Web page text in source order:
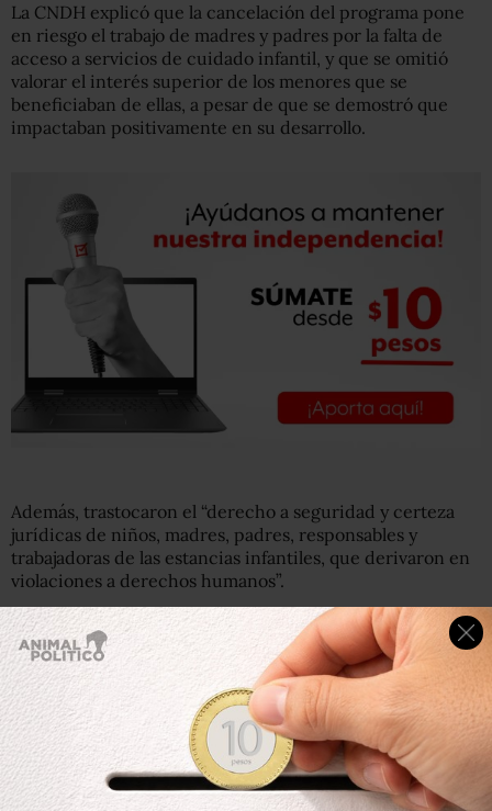
La CNDH explicó que la cancelación del programa pone
en riesgo el trabajo de madres y padres por la falta de
acceso a servicios de cuidado infantil, y que se omitió
valorar el interés superior de los menores que se
beneficiaban de ellas, a pesar de que se demostró que
impactaban positivamente en su desarrollo.
Además, trastocaron el “derecho a seguridad y certeza
jurídicas de niños, madres, padres, responsables y
trabajadoras de las estancias infantiles, que derivaron en
violaciones a derechos humanos”.
La Secretaría del Bienestar y Hacienda, la Comisión
Nacional de Mejora Regulatoria y el Sistema Nacional
para el Desarrollo Integral de la Familia no aceptaron la
recomendación, con el argumento de que el organismo
se excede en sus facultades.
La CNDH pidió a estas instancias establecer acciones de